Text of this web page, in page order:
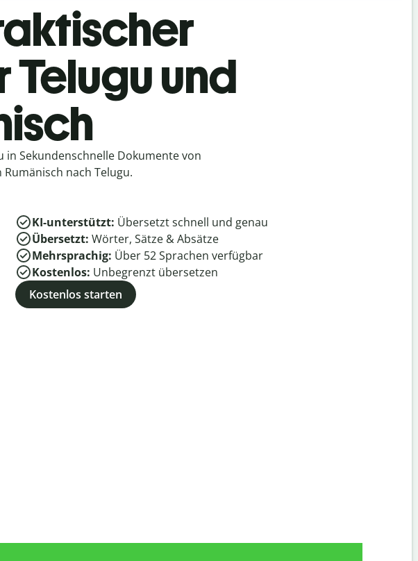
Telugu und
Sekundenschnelle Dokumente von
nach Telugu.
KI-unterstützt: Übersetzt schnell und genau
Übersetzt: Wörter, Sätze & Absätze
Mehrsprachig: Über 52Sprachen verfügbar
Kostenlos: Unbegrenzt übersetzen
Kostenlos starten